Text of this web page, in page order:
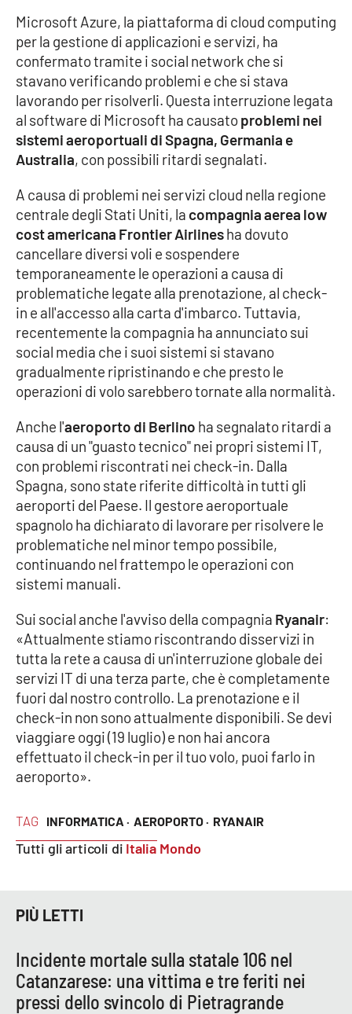
EDIZIONI
LOCALI
Catanzaro
Crotone
Reggio Calabria
Cosenza
Lamezia Terme
PROGETTI
SPECIALI
Buona Sanità Calabria
LA
CALABRIAVISIONE
Destinazioni
Eventi
Food
Storie
LAC
NETWORK
Lacplay.it
Lactv.it
Laconair.it
Lacitymag.it
Ilreggino.it
Cosenzachannel.it
Ilvibonese.it
TAG INFORMATICA · AEROPORTO · RYANAIR
Tutti gli articoli di Italia Mondo
Microsoft Azure, la piattaforma di cloud computing
per la gestione di applicazioni e servizi, ha
confermato tramite i social network che si
stavano verificando problemi e che si stava
lavorando per risolverli. Questa interruzione legata
al software di Microsoft ha causatoproblemi nei
sistemi aeroportuali di Spagna, Germania e
Australia, con possibili ritardi segnalati.
A causa di problemi nei servizi cloud nella regione
centrale degli Stati Uniti, la compagnia aerea low
cost americana Frontier Airlinesha dovuto
cancellare diversi voli e sospendere
temporaneamente le operazioni a causa di
problematiche legate alla prenotazione, al check-
in e all'accesso alla carta d'imbarco. Tuttavia,
recentemente la compagnia ha annunciato sui
social media che i suoi sistemi si stavano
gradualmente ripristinando e che presto le
operazioni di volo sarebbero tornate alla normalità.
Anche l'aeroporto di Berlino ha segnalato ritardi a
causa di un "guasto tecnico" nei propri sistemi IT,
con problemi riscontrati nei check-in. Dalla
Spagna, sono state riferite difficoltà in tutti gli
aeroporti del Paese. Il gestore aeroportuale
spagnolo ha dichiarato di lavorare per risolvere le
problematiche nel minor tempo possibile,
continuando nel frattempo le operazioni con
sistemi manuali.
Sui social anche l'avviso della compagnia Ryanair:
«Attualmente stiamo riscontrando disservizi in
tutta la rete a causa di un'interruzione globale dei
servizi IT di una terza parte, che è completamente
fuori dal nostro controllo. La prenotazione e il
check-in non sono attualmente disponibili. Se devi
viaggiare oggi (19 luglio) e non hai ancora
effettuato il check-in per il tuo volo, puoi farlo in
aeroporto».
PIÙ LETTI
Incidente mortale sulla statale 106 nel
Catanzarese: una vittima e tre feriti nei
pressi dello svincolo di Pietragrande